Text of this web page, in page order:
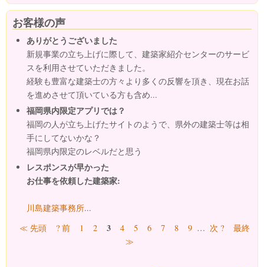
お客様の声
ありがとうございました
新規事業の立ち上げに際して、建築家紹介センターのサービ
スを利用させていただきました。
経験も豊富な建築士の方々より多くの反響を頂き、現在お話
を進めさせて頂いている方も含め...
福岡県内限定アプリでは？
福岡の人が立ち上げたサイトのようで、県外の建築士等は相
手にしてないかな？
福岡県内限定のレベルだと思う
レスポンスが早かった
お仕事を依頼した建築家:
川島建築事務所...
ページ
≪ 先頭 ? 前 1 2 3 4 5 6 7 8 9 … 次 ?
最終
≫